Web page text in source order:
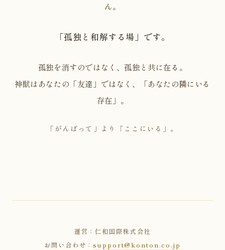
ん。
「孤独と和解する場」です。
孤独を消すのではなく、孤独と共に在る。
神獣はあなたの「友達」ではなく、「あなたの隣にいる
存在」。
「がんばって」より「ここにいる」。
運営：仁和国際株式会社
お問い合わせ：support@konton.co.jp